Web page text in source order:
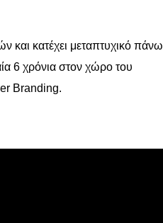
και κατέχει μεταπτυχικό πάνω
6 χρόνια στον χώρο του
Branding.